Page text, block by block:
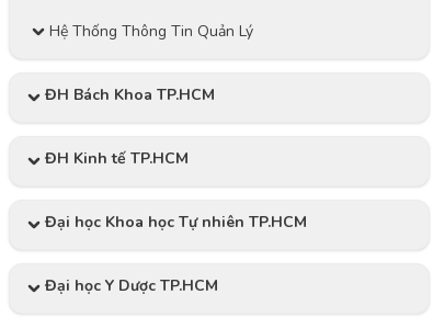
Hệ Thống Thông Tin Quản Lý
ĐH Bách Khoa TP.HCM
ĐH Kinh tế TP.HCM
Đại học Khoa học Tự nhiên TP.HCM
Đại học Y Dược TP.HCM